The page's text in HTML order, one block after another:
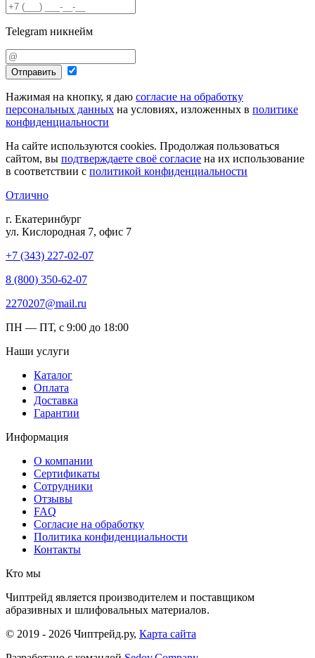
Telegram никнейм
Отправить
Нажимая на кнопку, я даю согласие на обработку
персональных данных на условиях, изложенных в политике
конфиденциальности
На сайте используются cookies. Продолжая пользоваться
сайтом, вы подтверждаете своё согласие на их использование
в соответствии с политикой конфиденциальности
Отлично
г. Екатеринбург
ул. Кислородная 7, офис 7
+7 (343) 227-02-07
8 (800) 350-62-07
2270207@mail.ru
ПН — ПТ, с 9:00 до 18:00
Наши услуги
Каталог
Оплата
Доставка
Гарантии
Информация
О компании
Сертификаты
Сотрудники
Отзывы
FAQ
Согласие на обработку
Политика конфиденциальности
Контакты
Кто мы
Чиптрейд является производителем и поставщиком
абразивных и шлифовальных материалов.
© 2019 - 2026 Чиптрейд.ру, Карта сайта